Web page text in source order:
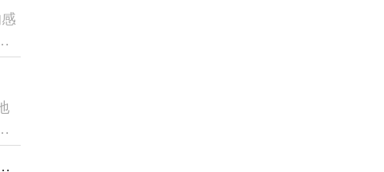
样 1980年属猴人2月份运程